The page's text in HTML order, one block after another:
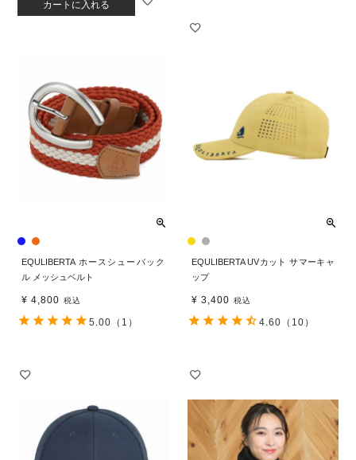
カートに入れる
EQULIBERTA ホースシューバック
ル メッシュベルト
¥ 4,800 税込
5.00 （1）
EQULIBERTA UVカット サマーキャ
ップ
¥ 3,400 税込
4.60 （10）